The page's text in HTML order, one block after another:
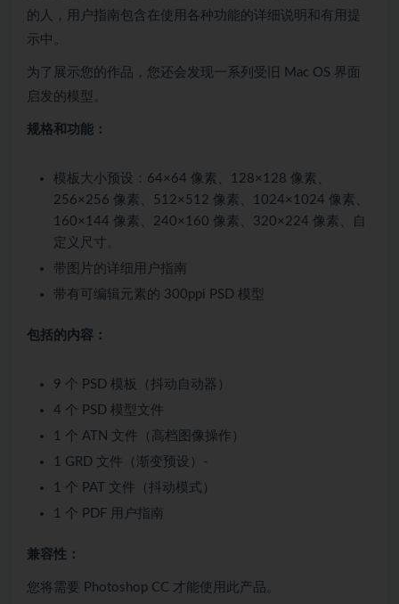
的人，用户指南包含在使用各种功能的详细说明和有用提
示中。
为了展示您的作品，您还会发现一系列受旧 Mac OS 界面
启发的模型。
规格和功能：
模板大小预设：64×64 像素、128×128 像素、
256×256 像素、512×512 像素、1024×1024 像素、
160×144 像素、240×160 像素、320×224 像素、自
定义尺寸。
带图片的详细用户指南
带有可编辑元素的 300ppi PSD 模型
包括的内容：
9 个 PSD 模板（抖动自动器）
4 个 PSD 模型文件
1 个 ATN 文件（高档图像操作）
1 GRD 文件（渐变预设）-
1 个 PAT 文件（抖动模式）
1 个 PDF 用户指南
兼容性：
您将需要 Photoshop CC 才能使用此产品。